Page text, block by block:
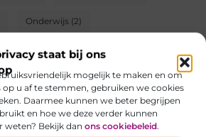
staat bij ons
mogelijk te maken en om
u af te stemmen, gebruiken we cookies
Daarmee kunnen we beter begrijpen
en hoe we deze verder kunnen
weten? Bekijk dan ons cookiebeleid.
Onderwijs (2)
Schoonheid
(6)